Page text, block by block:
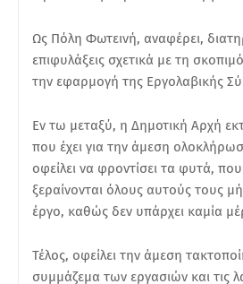
Ως Πόλη Φωτεινή, αναφέρει,
επιφυλάξεις σχετικά με τη
την εφαρμογή της Εργολαβικής
Εν τω μεταξύ, η Δημοτική Αρχή
που έχει για την άμεση
οφείλει να φροντίσει τα φυτά,
ξεραίνονται όλους αυτούς τους
έργο, καθώς δεν υπάρχει καμία
Τέλος, οφείλει την άμεση
συμμάζεμα των εργασιών και τις